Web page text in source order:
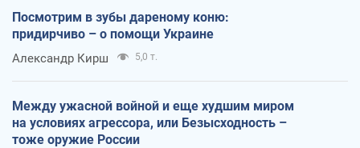
Посмотрим в зубы дареному коню:
придирчиво – о помощи Украине
Александр Кирш 5,0 т.
Между ужасной войной и еще худшим миром
на условиях агрессора, или Безысходность –
тоже оружие России